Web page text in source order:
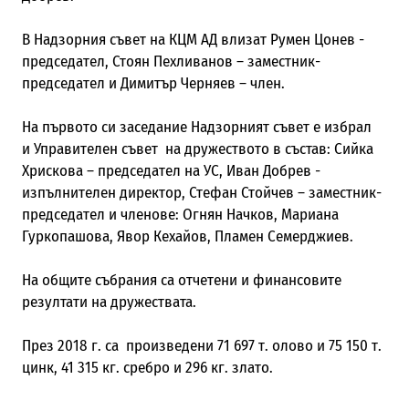
В Надзорния съвет на КЦМ АД влизат Румен Цонев -
председател, Стоян Пехливанов – заместник-
председател и Димитър Черняев – член.
На първото си заседание Надзорният съвет е избрал
и Управителен съвет на дружеството в състав: Сийка
Хрискова – председател на УС, Иван Добрев -
изпълнителен директор, Стефан Стойчев – заместник-
председател и членове: Огнян Начков, Мариана
Гуркопашова, Явор Кехайов, Пламен Семерджиев.
На общите събрания са отчетени и финансовите
резултати на дружествата.
През 2018 г. са произведени 71 697 т. олово и 75 150 т.
цинк, 41 315 кг. сребро и 296 кг. злато.